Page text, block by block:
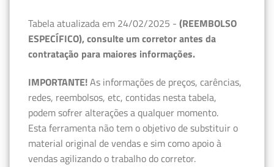
Tabela atualizada em 24/02/2025 - (REEMBOLSO
ESPECÍFICO), consulte um corretor antes da
contratação para maiores informações.
IMPORTANTE!As informações de preços, carências,
redes, reembolsos, etc, contidas nesta tabela,
podem sofrer alterações a qualquer momento.
Esta ferramenta não tem o objetivo de substituir o
material original de vendas e sim como apoio à
vendas agilizando o trabalho do corretor.